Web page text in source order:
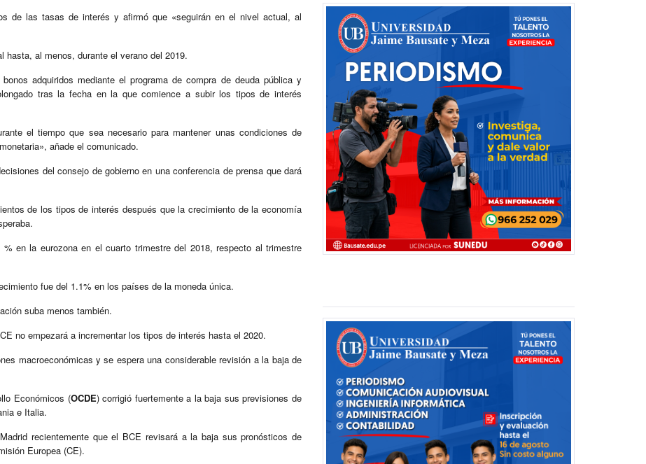
de las tasas de interés y afirmó que «seguirán en el nivel actual, al
hasta, al menos, durante el verano del 2019.
adquiridos mediante el programa de compra de deuda pública y
tras la fecha en la que comience a subir los tipos de interés
el tiempo que sea necesario para mantener unas condiciones de
añade el comunicado.
del consejo de gobierno en una conferencia de prensa que dará
de los tipos de interés después que la crecimiento de la economía
en la eurozona en el cuarto trimestre del 2018, respecto al trimestre
fue del 1.1% en los países de la moneda única.
suba menos también.
no empezará a incrementar los tipos de interés hasta el 2020.
macroeconómicas y se espera una considerable revisión a la baja de
Económicos (OCDE) corrigió fuertemente a la baja sus previsiones de
e Italia.
recientemente que el BCE revisará a la baja sus pronósticos de
Europea (CE).